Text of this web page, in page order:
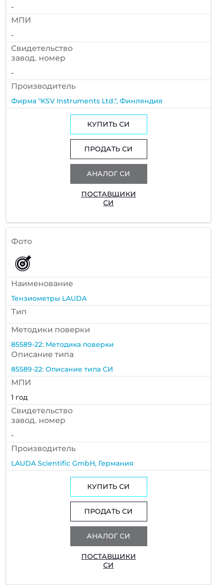
-
МПИ
-
Cвидетельство
завод. номер
-
Производитель
Фирма "KSV Instruments Ltd.", Финляндия
КУПИТЬ СИ
ПРОДАТЬ СИ
АНАЛОГ СИ
ПОСТАВЩИКИ
СИ
Фото
Наименование
Тензиометры LAUDA
Тип
Методики поверки
85589-22: Методика поверки
Описание типа
85589-22: Описание типа СИ
МПИ
1 год
Cвидетельство
завод. номер
-
Производитель
LAUDA Scientific GmbH, Германия
КУПИТЬ СИ
ПРОДАТЬ СИ
АНАЛОГ СИ
ПОСТАВЩИКИ
СИ